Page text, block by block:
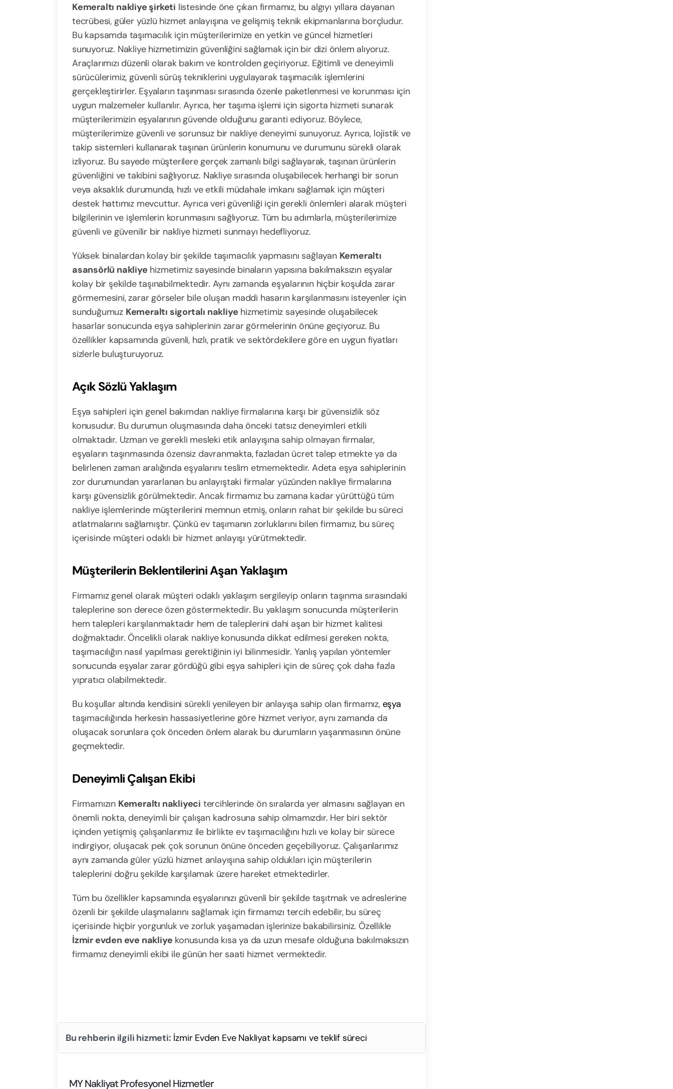
Kemeraltı nakliye şirketi listesinde öne çıkan firmamız, bu algıyı yıllara dayanan
tecrübesi, güler yüzlü hizmet anlayışına ve gelişmiş teknik ekipmanlarına borçludur.
Bu kapsamda taşımacılık için müşterilerimize en yetkin ve güncel hizmetleri
sunuyoruz. Nakliye hizmetimizin güvenliğini sağlamak için bir dizi önlem alıyoruz.
Araçlarımızı düzenli olarak bakım ve kontrolden geçiriyoruz. Eğitimli ve deneyimli
sürücülerimiz, güvenli sürüş tekniklerini uygulayarak taşımacılık işlemlerini
gerçekleştirirler. Eşyaların taşınması sırasında özenle paketlenmesi ve korunması için
uygun malzemeler kullanılır. Ayrıca, her taşıma işlemi için sigorta hizmeti sunarak
müşterilerimizin eşyalarının güvende olduğunu garanti ediyoruz. Böylece,
müşterilerimize güvenli ve sorunsuz bir nakliye deneyimi sunuyoruz. Ayrıca, lojistik ve
takip sistemleri kullanarak taşınan ürünlerin konumunu ve durumunu sürekli olarak
izliyoruz. Bu sayede müşterilere gerçek zamanlı bilgi sağlayarak, taşınan ürünlerin
güvenliğini ve takibini sağlıyoruz. Nakliye sırasında oluşabilecek herhangi bir sorun
veya aksaklık durumunda, hızlı ve etkili müdahale imkanı sağlamak için müşteri
destek hattımız mevcuttur. Ayrıca veri güvenliği için gerekli önlemleri alarak müşteri
bilgilerinin ve işlemlerin korunmasını sağlıyoruz. Tüm bu adımlarla, müşterilerimize
güvenli ve güvenilir bir nakliye hizmeti sunmayı hedefliyoruz.
Yüksek binalardan kolay bir şekilde taşımacılık yapmasını sağlayan Kemeraltı
asansörlü nakliye hizmetimiz sayesinde binaların yapısına bakılmaksızın eşyalar
kolay bir şekilde taşınabilmektedir. Aynı zamanda eşyalarının hiçbir koşulda zarar
görmemesini, zarar görseler bile oluşan maddi hasarın karşılanmasını isteyenler için
sunduğumuz Kemeraltı sigortalı nakliye hizmetimiz sayesinde oluşabilecek
hasarlar sonucunda eşya sahiplerinin zarar görmelerinin önüne geçiyoruz. Bu
özellikler kapsamında güvenli, hızlı, pratik ve sektördekilere göre en uygun fiyatları
sizlerle buluşturuyoruz.
Açık Sözlü Yaklaşım
Eşya sahipleri için genel bakımdan nakliye firmalarına karşı bir güvensizlik söz
konusudur. Bu durumun oluşmasında daha önceki tatsız deneyimleri etkili
olmaktadır. Uzman ve gerekli mesleki etik anlayışına sahip olmayan firmalar,
eşyaların taşınmasında özensiz davranmakta, fazladan ücret talep etmekte ya da
belirlenen zaman aralığında eşyalarını teslim etmemektedir. Adeta eşya sahiplerinin
zor durumundan yararlanan bu anlayıştaki firmalar yüzünden nakliye firmalarına
karşı güvensizlik görülmektedir. Ancak firmamız bu zamana kadar yürüttüğü tüm
nakliye işlemlerinde müşterilerini memnun etmiş, onların rahat bir şekilde bu süreci
atlatmalarını sağlamıştır. Çünkü ev taşımanın zorluklarını bilen firmamız, bu süreç
içerisinde müşteri odaklı bir hizmet anlayışı yürütmektedir.
Müşterilerin Beklentilerini Aşan Yaklaşım
Firmamız genel olarak müşteri odaklı yaklaşım sergileyip onların taşınma sırasındaki
taleplerine son derece özen göstermektedir. Bu yaklaşım sonucunda müşterilerin
hem talepleri karşılanmaktadır hem de taleplerini dahi aşan bir hizmet kalitesi
doğmaktadır. Öncelikli olarak nakliye konusunda dikkat edilmesi gereken nokta,
taşımacılığın nasıl yapılması gerektiğinin iyi bilinmesidir. Yanlış yapılan yöntemler
sonucunda eşyalar zarar gördüğü gibi eşya sahipleri için de süreç çok daha fazla
yıpratıcı olabilmektedir.
Bu koşullar altında kendisini sürekli yenileyen bir anlayışa sahip olan firmamız, eşya
taşımacılığında herkesin hassasiyetlerine göre hizmet veriyor, aynı zamanda da
oluşacak sorunlara çok önceden önlem alarak bu durumların yaşanmasının önüne
geçmektedir.
Deneyimli Çalışan Ekibi
Firmamızın Kemeraltı nakliyeci tercihlerinde ön sıralarda yer almasını sağlayan en
önemli nokta, deneyimli bir çalışan kadrosuna sahip olmamızdır. Her biri sektör
içinden yetişmiş çalışanlarımız ile birlikte ev taşımacılığını hızlı ve kolay bir sürece
indirgiyor, oluşacak pek çok sorunun önüne önceden geçebiliyoruz. Çalışanlarımız
aynı zamanda güler yüzlü hizmet anlayışına sahip oldukları için müşterilerin
taleplerini doğru şekilde karşılamak üzere hareket etmektedirler.
Tüm bu özellikler kapsamında eşyalarınızı güvenli bir şekilde taşıtmak ve adreslerine
özenli bir şekilde ulaşmalarını sağlamak için firmamızı tercih edebilir, bu süreç
içerisinde hiçbir yorgunluk ve zorluk yaşamadan işlerinize bakabilirsiniz. Özellikle
İzmir evden eve nakliye konusunda kısa ya da uzun mesafe olduğuna bakılmaksızın
firmamız deneyimli ekibi ile günün her saati hizmet vermektedir.
Bu rehberin ilgili hizmeti: İzmir Evden Eve Nakliyat kapsamı ve teklif süreci
MY Nakliyat Profesyonel Hizmetler